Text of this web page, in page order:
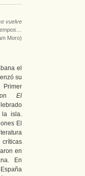
vuelve
Moro)
el
su
Primer
El
la isla.
El
en
En